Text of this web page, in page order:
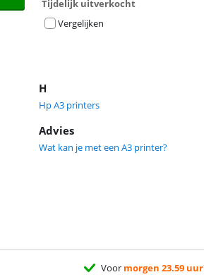
Tijdelijk uitverkocht
Vergelijken
H
Hp A3 printers
Advies
Wat kan je met een A3 printer?
Voor morgen 23.59 uur